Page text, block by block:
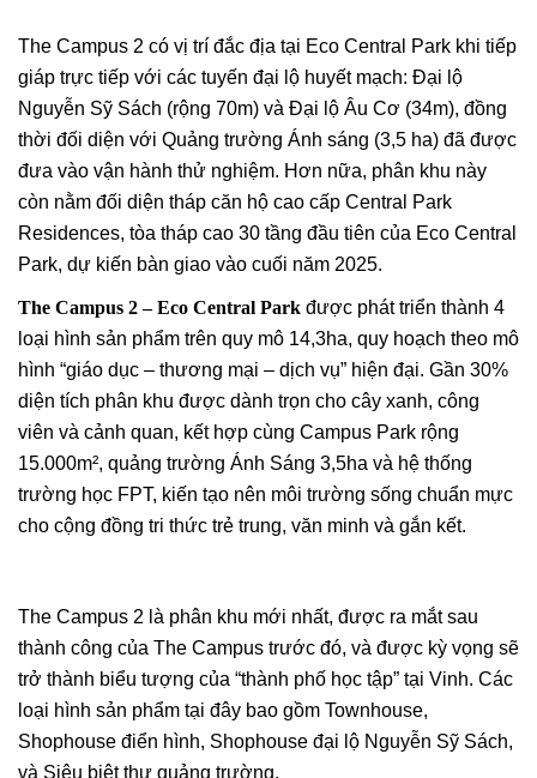
The Campus 2 có vị trí đắc địa tại Eco Central Park khi tiếp
giáp trực tiếp với các tuyến đại lộ huyết mạch: Đại lộ
Nguyễn Sỹ Sách (rộng 70m) và Đại lộ Âu Cơ (34m), đồng
thời đối diện với Quảng trường Ánh sáng (3,5 ha) đã được
đưa vào vận hành thử nghiệm. Hơn nữa, phân khu này
còn nằm đối diện tháp căn hộ cao cấp Central Park
Residences, tòa tháp cao 30 tầng đầu tiên của Eco Central
Park, dự kiến bàn giao vào cuối năm 2025.
The Campus 2 – Eco Central Park được phát triển thành 4
loại hình sản phẩm trên quy mô 14,3ha, quy hoạch theo mô
hình “giáo dục – thương mại – dịch vụ” hiện đại. Gần 30%
diện tích phân khu được dành trọn cho cây xanh, công
viên và cảnh quan, kết hợp cùng Campus Park rộng
15.000m², quảng trường Ánh Sáng 3,5ha và hệ thống
trường học FPT, kiến tạo nên môi trường sống chuẩn mực
cho cộng đồng tri thức trẻ trung, văn minh và gắn kết.
The Campus 2 là phân khu mới nhất, được ra mắt sau
thành công của The Campus trước đó, và được kỳ vọng sẽ
trở thành biểu tượng của “thành phố học tập” tại Vinh. Các
loại hình sản phẩm tại đây bao gồm Townhouse,
Shophouse điển hình, Shophouse đại lộ Nguyễn Sỹ Sách,
và Siêu biệt thự quảng trường.